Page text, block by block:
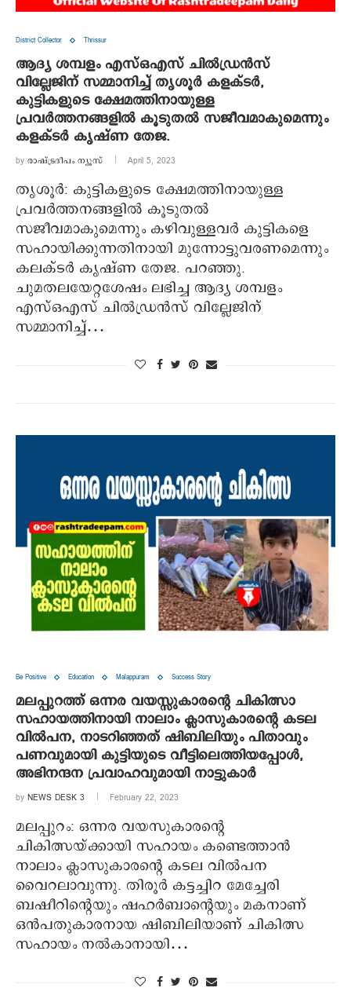
District Collector Thrissur
ആദ്യ ശമ്പളം എസ്ഒഎസ് ചില്‍ഡ്രന്‍സ്
വില്ലേജിന് സമ്മാനിച്ച് തൃശൂര്‍ കളക്ടര്‍,
കുട്ടികളുടെ ക്ഷേമത്തിനായുള്ള
പ്രവര്‍ത്തനങ്ങളില്‍ കൂടുതല്‍ സജീവമാകുമെന്നും
കളക്ടര്‍ കൃഷ്ണ തേജ.
by രാഷ്ട്രദീപം ന്യൂസ്‌ April 5, 2023
തൃശൂര്‍: കുട്ടികളുടെ ക്ഷേമത്തിനായുള്ള
പ്രവര്‍ത്തനങ്ങളില്‍ കൂടുതല്‍
സജീവമാകുമെന്നും കഴിവുള്ളവര്‍ കുട്ടികളെ
സഹായിക്കുന്നതിനായി മുന്നോട്ടുവരണമെന്നും
കലക്ടര്‍ കൃഷ്ണ തേജ. പറഞ്ഞു.
ചുമതലയേറ്റശേഷം ലഭിച്ച ആദ്യ ശമ്പളം
എസ്ഒഎസ് ചില്‍ഡ്രന്‍സ് വില്ലേജിന്
സമ്മാനിച്ച്…
Be Positive Education Malappuram Success Story
മലപ്പുറത്ത് ഒന്നര വയസ്സുകാരന്റെ ചികിത്സാ
സഹായത്തിനായി നാലാം ക്ലാസുകാരന്റെ കടല
വില്‍പന, നാടറിഞ്ഞത് ഷിബിലിയും പിതാവും
പണവുമായി കുട്ടിയുടെ വീട്ടിലെത്തിയപ്പോള്‍,
അഭിനന്ദന പ്രവാഹവുമായി നാട്ടുകാര്‍
by NEWS DESK 3 February 22, 2023
മലപ്പുറം: ഒന്നര വയസുകാരന്റെ
ചികിത്സയ്ക്കായി സഹായം കണ്ടെത്താന്‍
നാലാം ക്ലാസുകാരന്റെ കടല വില്‍പന
വൈറലാവുന്നു. തിരൂര്‍ കട്ടച്ചിറ മേച്ചേരി
ബഷീറിന്റെയും ഷഹര്‍ബാന്റെയും മകനാണ്
ഒന്‍പതുകാരനായ ഷിബിലിയാണ് ചികിത്സ
സഹായം നല്‍കാനായി…